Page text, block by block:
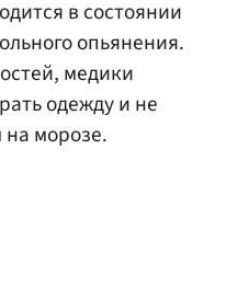
в состоянии
опьянения.
медики
одежду и не
морозе.